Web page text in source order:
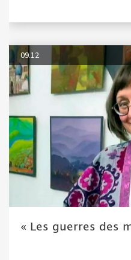
09.12
« Les guerres des